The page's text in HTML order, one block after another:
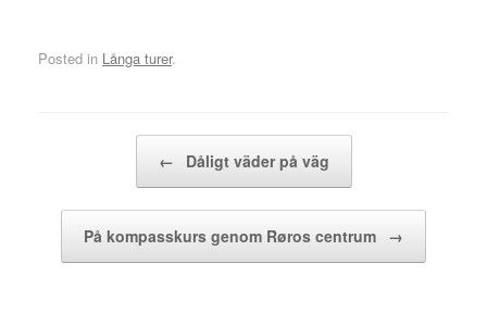
Posted in Långa turer.
← Dåligt väder på väg
På kompasskurs genom Røros centrum →